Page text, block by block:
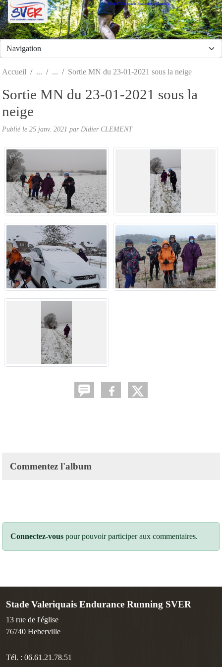
Stade Valeriquais Endurance Running
Accueil Sortie MN du 23-01-2021 sous la neige
Sortie MN du 23-01-2021 sous la
neige
Publié le 25 janv. 2021 par Didier CLEMENT
Commentez l'album
Connectez-vous pour pouvoir participer aux commentaires.
Stade Valeriquais Endurance Running SVER
13 rue de l'église
76740 Heberville
Tél. : 06.61.21.78.51
Panneau de gestion des cookies